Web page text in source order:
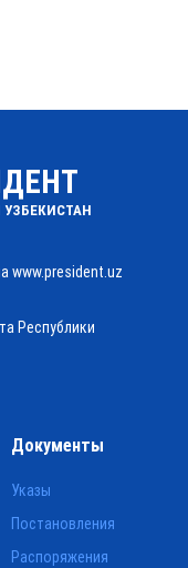
www.president.uz
Республики
Документы
Указы
Постановления
Распоряжения